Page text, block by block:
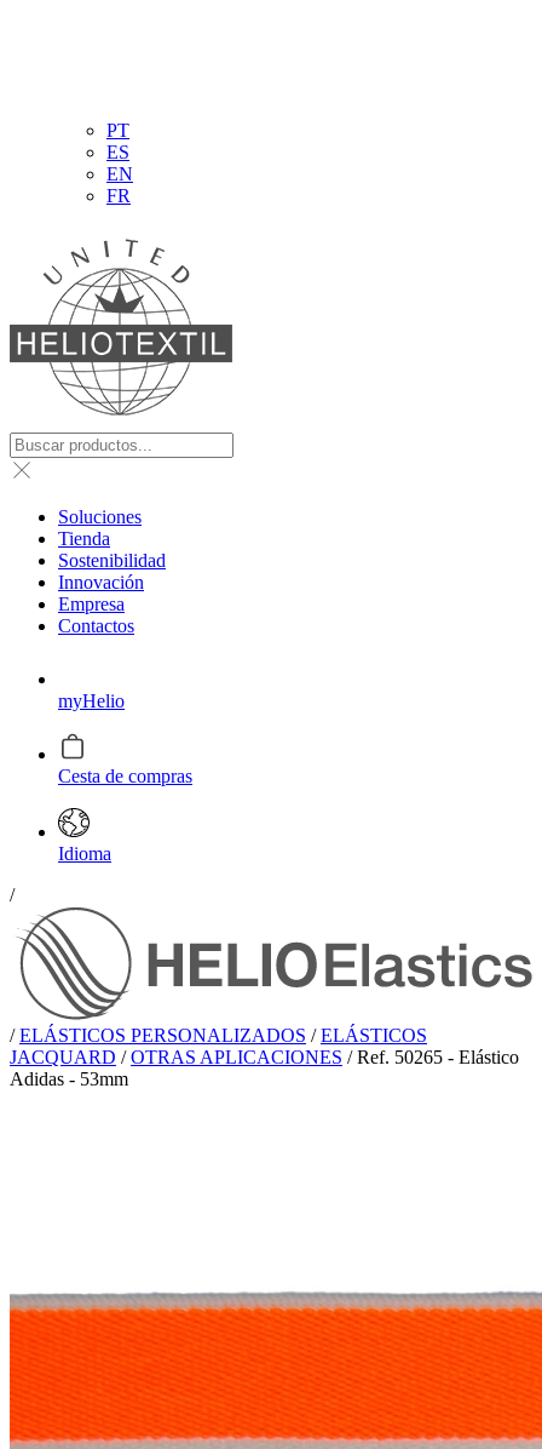
PT
ES
EN
FR
Soluciones
Tienda
Sostenibilidad
Innovación
Empresa
Contactos
myHelio
Cesta de compras
Idioma
/
/ ELÁSTICOS PERSONALIZADOS / ELÁSTICOS
JACQUARD / OTRAS APLICACIONES / Ref. 50265 - Elástico
Adidas - 53mm